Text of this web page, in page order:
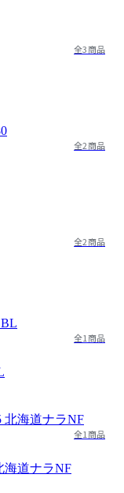
全3商品
全2商品
全2商品
全1商品
全1商品
海道ナラNF